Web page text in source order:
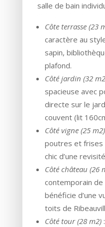
salle de bain
Côte terrasse (23
caractère au
sapin,
plafond.
Côté jardin (32
spacieuse avec
directe sur le
couvent (lit
Côté vigne (25 m2)
poutres et frises
chic d’une
Côté château (26
contemporain de
bénéficie d’une
toits de
Côté tour (28 m2)